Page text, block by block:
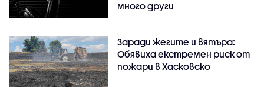
много други
Заради жегите и вятъра:
Обявиха екстремен риск от
пожари в Хасковско